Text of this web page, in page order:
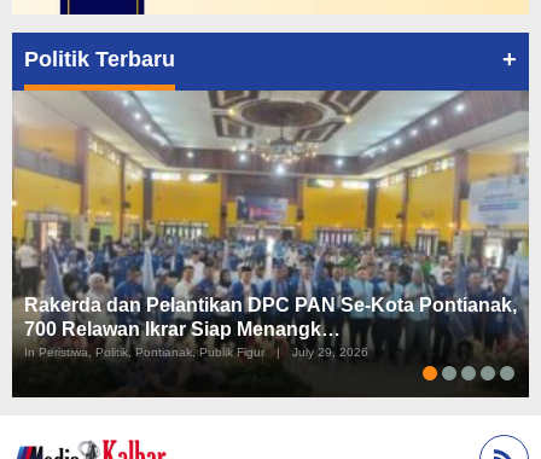
Politik Terbaru +
Rakerda dan Pelantikan DPC PAN Se-Kota Pontianak,
700 Relawan Ikrar Siap Menangk…
In Peristiwa, Politik, Pontianak, Publik Figur July 29, 2026